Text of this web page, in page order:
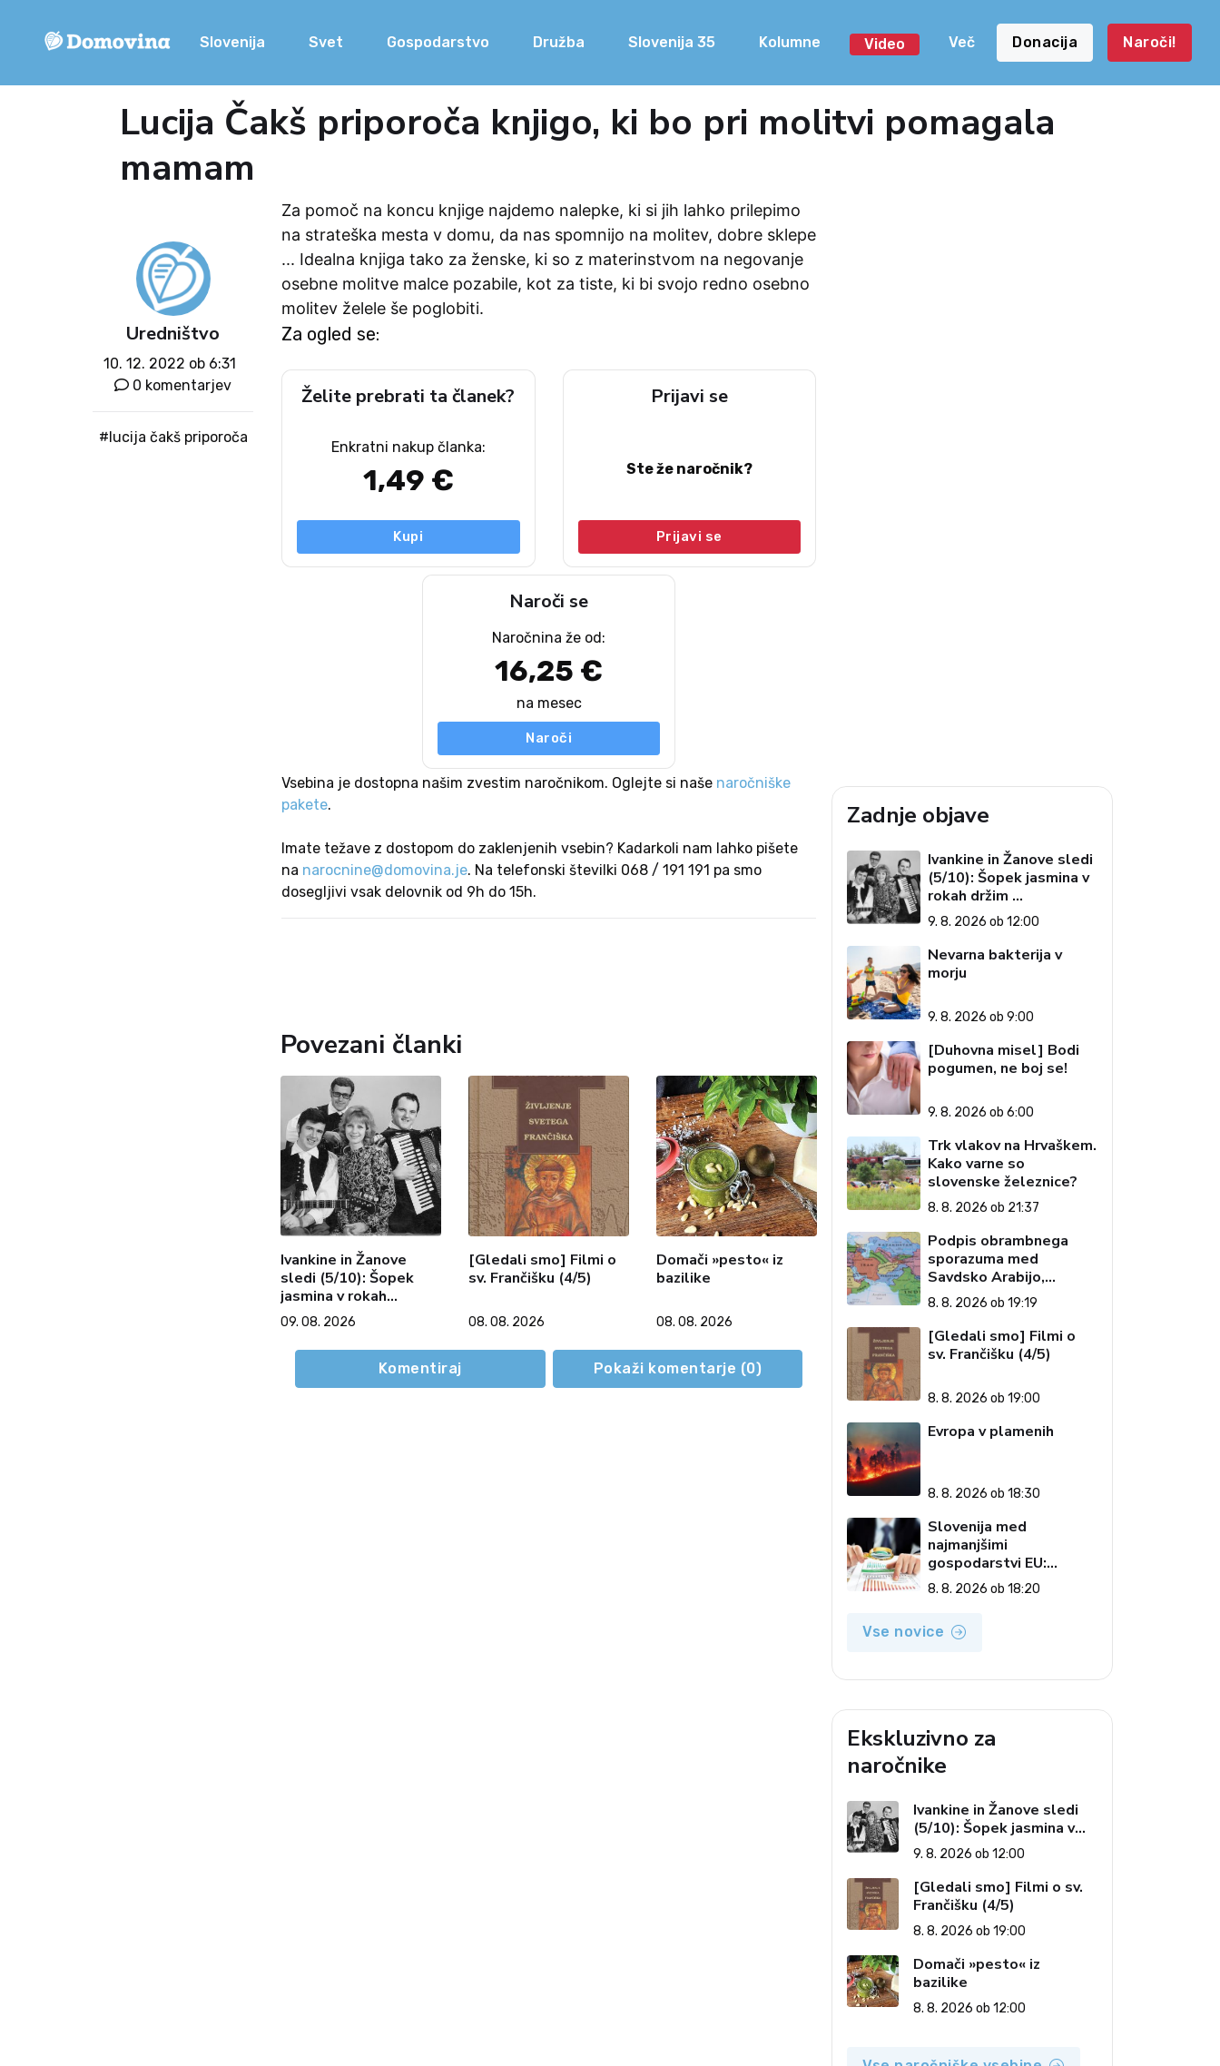
Slovenija Svet Gospodarstvo Družba Slovenija 35 Kolumne Video Več Donacija Naroči!
Lucija Čakš priporoča knjigo, ki bo pri molitvi pomagala
mamam
Uredništvo
10. 12. 2022 ob 6:31
0 komentarjev
#lucija čakš priporoča
Za pomoč na koncu knjige najdemo nalepke, ki si jih lahko prilepimo
na strateška mesta v domu, da nas spomnijo na molitev, dobre sklepe
... Idealna knjiga tako za ženske, ki so z materinstvom na negovanje
osebne molitve malce pozabile, kot za tiste, ki bi svojo redno osebno
molitev želele še poglobiti.
Za ogled se:
Želite prebrati ta članek?
Enkratni nakup članka:
1,49 €
Kupi
Prijavi se
Ste že naročnik?
Prijavi se
Naroči se
Naročnina že od:
16,25 €
na mesec
Naroči
Vsebina je dostopna našim zvestim naročnikom. Oglejte si naše naročniške
pakete.
Imate težave z dostopom do zaklenjenih vsebin? Kadarkoli nam lahko pišete
na narocnine@domovina.je. Na telefonski številki 068 / 191 191 pa smo
dosegljivi vsak delovnik od 9h do 15h.
Povezani članki
Ivankine in Žanove
sledi (5/10): Šopek
jasmina v rokah
držim …
09. 08. 2026
[Gledali smo] Filmi o
sv. Frančišku (4/5)
08. 08. 2026
Domači »pesto« iz
bazilike
08. 08. 2026
Komentiraj Pokaži komentarje (0)
Zadnje objave
Ivankine in Žanove sledi
(5/10): Šopek jasmina v
rokah držim …
9. 8. 2026 ob 12:00
Nevarna bakterija v
morju
9. 8. 2026 ob 9:00
[Duhovna misel] Bodi
pogumen, ne boj se!
9. 8. 2026 ob 6:00
Trk vlakov na Hrvaškem.
Kako varne so
slovenske železnice?
8. 8. 2026 ob 21:37
Podpis obrambnega
sporazuma med
Savdsko Arabijo,
Pakistanom in Turčijo
8. 8. 2026 ob 19:19
[Gledali smo] Filmi o
sv. Frančišku (4/5)
8. 8. 2026 ob 19:00
Evropa v plamenih
8. 8. 2026 ob 18:30
Slovenija med
najmanjšimi
gospodarstvi EU:
Golobova vlada pustila
visoke račune državi
8. 8. 2026 ob 18:20
Vse novice
Ekskluzivno za
naročnike
Ivankine in Žanove sledi
(5/10): Šopek jasmina v
rokah držim …
9. 8. 2026 ob 12:00
[Gledali smo] Filmi o sv.
Frančišku (4/5)
8. 8. 2026 ob 19:00
Domači »pesto« iz
bazilike
8. 8. 2026 ob 12:00